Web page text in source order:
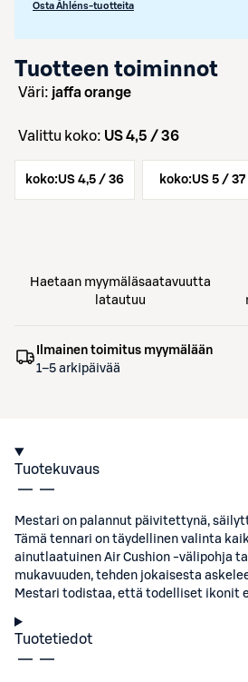
Osta Åhléns-tuotteita
Tuotteen toiminnot
väri: jaffa orange
Valittu koko: US 4,5 / 36
koko:US 4,5 / 36 koko:US 5 / 37
Haetaan myymäläsaatavuutta
latautuu
Ilmainen toimitus myymälään
1–5 arkipäivää
Tuotekuvaus
Mestari on palannut päivitettynä,
Tämä tennari on täydellinen valinta
ainutlaatuinen Air Cushion -välipohja
mukavuuden, tehden jokaisesta
Mestari todistaa, että todelliset ikonit
Tuotetiedot